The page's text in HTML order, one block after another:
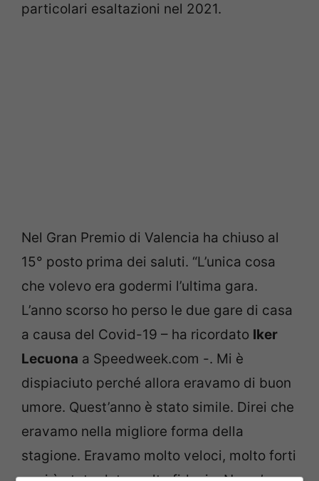
particolari esaltazioni nel 2021.
Nel Gran Premio di Valencia ha chiuso al
15° posto prima dei saluti. “L’unica cosa
che volevo era godermi l’ultima gara.
L’anno scorso ho perso le due gare di casa
a causa del Covid-19 – ha ricordato Iker
Lecuona a Speedweek.com -. Mi è
dispiaciuto perché allora eravamo di buon
umore. Quest’anno è stato simile. Direi che
eravamo nella migliore forma della
stagione. Eravamo molto veloci, molto forti